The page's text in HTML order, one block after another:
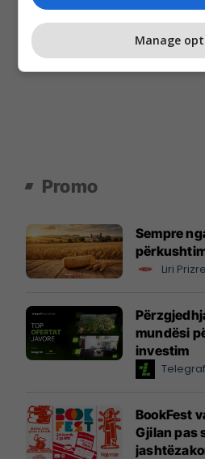
Promo
Sempre
Liri
mundësi
investim
BookFest
Gjilan pas
Manage